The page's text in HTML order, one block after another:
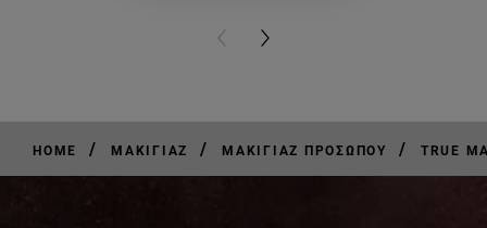
PREVIOUS CARD
NEXT CARD
HOME / ΜΑΚΙΓΙΆΖ / ΜΑΚΙΓΙΆΖ ΠΡΟΣΏΠΟΥ / TRUE